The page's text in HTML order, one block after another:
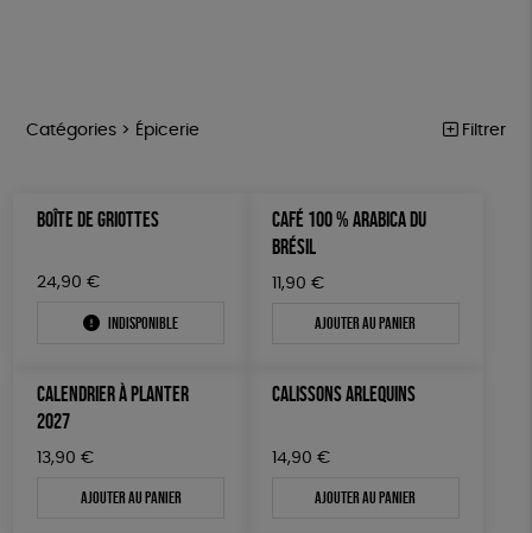
Catégories > Épicerie Filtrer
MAISON
BIEN-ÊTRE
PAPETERIE
LIVRES
Par défaut
Nouveauté
Prix : du - cher au + cher
50 € - 100 €
150 € - 200 €
Plus de 200€
Couleur
Mots clés
Fabriqué en Espagne
Fabriqué en France Agriculture Biologique
Fairtrade Vegan Biodégradable
BOÎTE DE GRIOTTES
24,90 €
Indisponible
CAFÉ 100 % ARABICA DU
BRÉSIL
11,90 €
Ajouter au panier
CALENDRIER À PLANTER
2027
13,90 €
Ajouter au panier
CALISSONS ARLEQUINS
14,90 €
Ajouter au panier